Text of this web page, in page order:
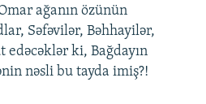
ağanın özünün
Səfəvilər, Bəhhayilər,
ki, Bağdayın
nəsli bu tayda imiş?!